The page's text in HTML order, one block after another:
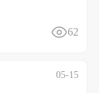
62
05-15